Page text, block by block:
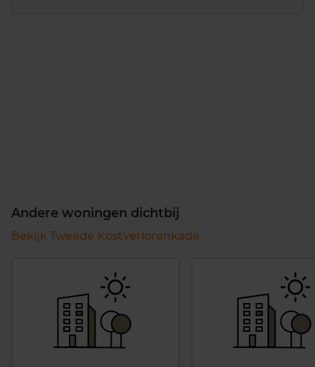
Andere woningen dichtbij
Bekijk Tweede Kostverlorenkade